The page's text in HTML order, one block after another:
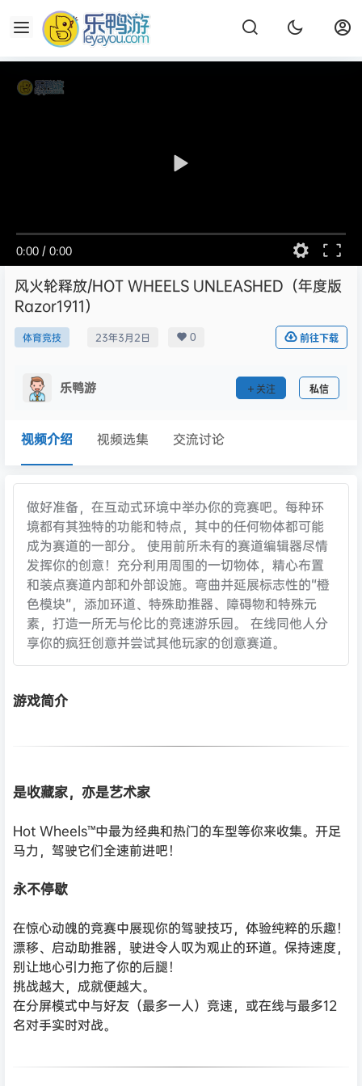
0:00 / 0:00
风火轮释放/HOT WHEELS UNLEASHED（年度版
Razor1911）
体育竞技 23年3月2日 0 前往下载
乐鸭游 关注 私信
视频介绍 视频选集 交流讨论
做好准备，在互动式环境中举办你的竞赛吧。每种环
境都有其独特的功能和特点，其中的任何物体都可能
成为赛道的一部分。 使用前所未有的赛道编辑器尽情
发挥你的创意！充分利用周围的一切物体，精心布置
和装点赛道内部和外部设施。弯曲并延展标志性的“橙
色模块”，添加环道、特殊助推器、障碍物和特殊元
素，打造一所无与伦比的竞速游乐园。 在线同他人分
享你的疯狂创意并尝试其他玩家的创意赛道。
游戏简介
是收藏家，亦是艺术家
Hot Wheels™中最为经典和热门的车型等你来收集。开足
马力，驾驶它们全速前进吧！
永不停歇
在惊心动魄的竞赛中展现你的驾驶技巧，体验纯粹的乐趣！
漂移、启动助推器，驶进令人叹为观止的环道。保持速度，
别让地心引力拖了你的后腿！
挑战越大，成就便越大。
在分屏模式中与好友（最多一人）竞速，或在线与最多12
名对手实时对战。